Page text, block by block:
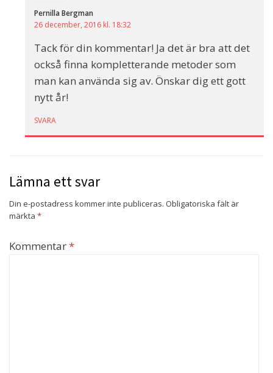
Pernilla Bergman
26 december, 2016 kl. 18:32
Tack för din kommentar! Ja det är bra att det
också finna kompletterande metoder som
man kan använda sig av. Önskar dig ett gott
nytt år!
SVARA
Lämna ett svar
Din e-postadress kommer inte publiceras. Obligatoriska fält är
märkta *
Kommentar*